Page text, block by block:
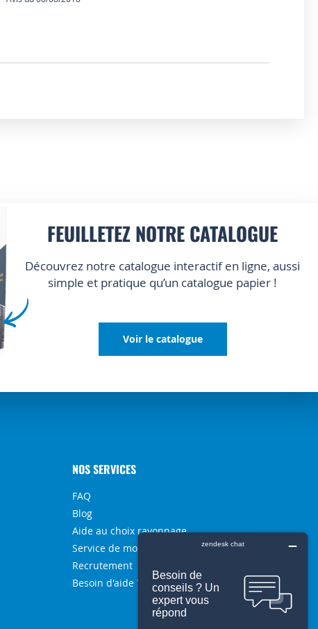
FEUILLETEZ NOTRE CATALOGUE
Découvrez notre catalogue interactif en ligne, aussi
simple et pratique qu’un catalogue papier !
Voir le catalogue
NOS SERVICES
FAQ
Blog
Aide au choix rayonnage
Service de montage
Recrutement
Besoin d'aide ?